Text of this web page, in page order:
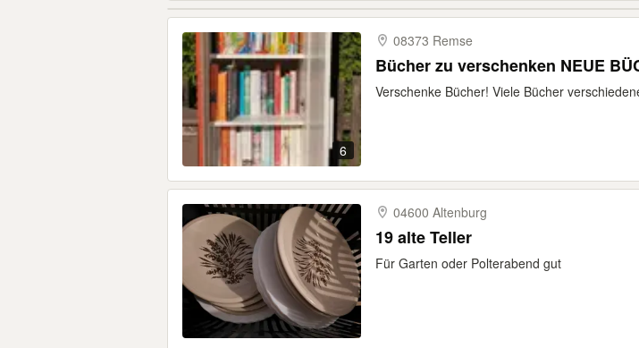
6
08373 Remse
Bücher zu verschenken NEUE
Verschenke Bücher! Viele Bücher
04600 Altenburg
19 alte Teller
Für Garten oder Polterabend gut